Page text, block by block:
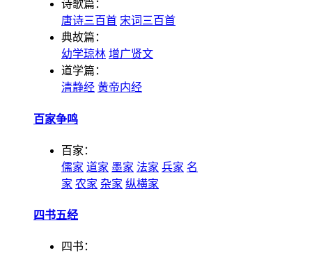
诗歌篇：
唐诗三百首 宋词三百首
典故篇：
幼学琼林 增广贤文
道学篇：
清静经 黄帝内经
百家争鸣
百家：
儒家 道家 墨家 法家 兵家 名
家 农家 杂家 纵横家
四书五经
四书：